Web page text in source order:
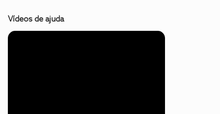
Vídeos de ajuda